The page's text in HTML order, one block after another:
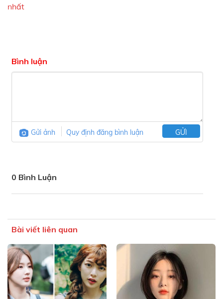
nhất
Bình luận
Gửi ảnh Quy định đăng bình luận GỬI
0 Bình Luận
Bài viết liên quan